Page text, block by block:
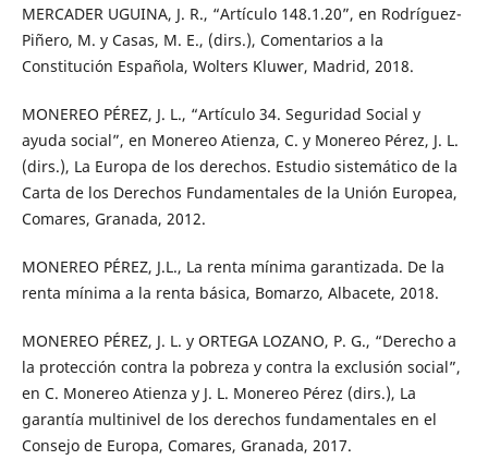
MERCADER UGUINA, J. R., “Artículo 148.1.20”, en Rodríguez-
Piñero, M. y Casas, M. E., (dirs.), Comentarios a la
Constitución Española, Wolters Kluwer, Madrid, 2018.
MONEREO PÉREZ, J. L., “Artículo 34. Seguridad Social y
ayuda social”, en Monereo Atienza, C. y Monereo Pérez, J. L.
(dirs.), La Europa de los derechos. Estudio sistemático de la
Carta de los Derechos Fundamentales de la Unión Europea,
Comares, Granada, 2012.
MONEREO PÉREZ, J.L., La renta mínima garantizada. De la
renta mínima a la renta básica, Bomarzo, Albacete, 2018.
MONEREO PÉREZ, J. L. y ORTEGA LOZANO, P. G., “Derecho a
la protección contra la pobreza y contra la exclusión social”,
en C. Monereo Atienza y J. L. Monereo Pérez (dirs.), La
garantía multinivel de los derechos fundamentales en el
Consejo de Europa, Comares, Granada, 2017.